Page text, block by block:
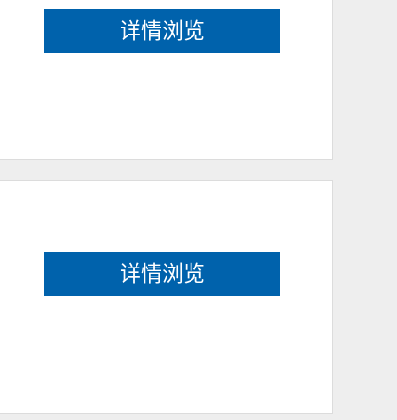
详情浏览
详情浏览